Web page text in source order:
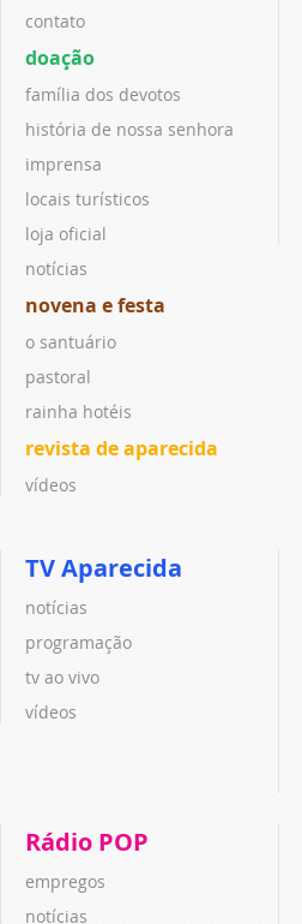
contato
doação
família dos devotos
história de nossa senhora
imprensa
locais turísticos
loja oficial
notícias
novena e festa
o santuário
pastoral
rainha hotéis
revista de aparecida
vídeos
TV Aparecida
notícias
programação
tv ao vivo
vídeos
Rádio POP
empregos
notícias